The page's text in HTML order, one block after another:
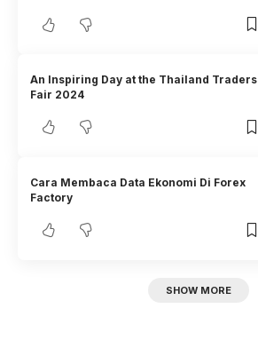
An Inspiring Day at the Thailand Traders
Fair 2024
Cara Membaca Data Ekonomi Di Forex
Factory
SHOW MORE